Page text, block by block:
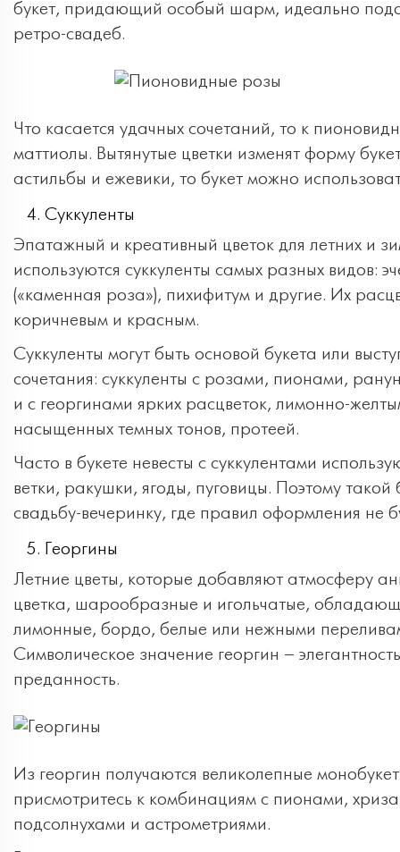
букет, придающий особый шарм, идеально
ретро-свадеб.
Что касается удачных сочетаний, то к
маттиолы. Вытянутые цветки изменят форму
астильбы и ежевики, то букет можно
Суккуленты
Эпатажный и креативный цветок для летних и
используются суккуленты самых разных видов:
(«каменная роза»), пихифитум и другие. Их
коричневым и красным.
Суккуленты могут быть основой букета или
сочетания: суккуленты с розами, пионами,
и с георгинами ярких расцветок, лимонно-
насыщенных темных тонов, протеей.
Часто в букете невесты с суккулентами
ветки, ракушки, ягоды, пуговицы. Поэтому
свадьбу-вечеринку, где правил оформления не
Георгины
Летние цветы, которые добавляют атмосферу
цветка, шарообразные и игольчатые,
лимонные, бордо, белые или нежными
Символическое значение георгин –
преданность.
Из георгин получаются великолепные
присмотритесь к комбинациям с пионами,
подсолнухами и астрометриями.